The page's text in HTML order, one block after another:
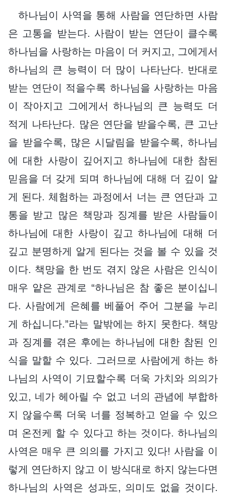
하나님이 사역을 통해 사람을 연단하면 사람
은 고통을 받는다. 사람이 받는 연단이 클수록
하나님을 사랑하는 마음이 더 커지고, 그에게서
하나님의 큰 능력이 더 많이 나타난다. 반대로
받는 연단이 적을수록 하나님을 사랑하는 마음
이 작아지고 그에게서 하나님의 큰 능력도 더
적게 나타난다. 많은 연단을 받을수록, 큰 고난
을 받을수록, 많은 시달림을 받을수록, 하나님
에 대한 사랑이 깊어지고 하나님에 대한 참된
믿음을 더 갖게 되며 하나님에 대해 더 깊이 알
게 된다. 체험하는 과정에서 너는 큰 연단과 고
통을 받고 많은 책망과 징계를 받은 사람들이
하나님에 대한 사랑이 깊고 하나님에 대해 더
깊고 분명하게 알게 된다는 것을 볼 수 있을 것
이다. 책망을 한 번도 겪지 않은 사람은 인식이
매우 얕은 관계로 “하나님은 참 좋은 분이십니
다. 사람에게 은혜를 베풀어 주어 그분을 누리
게 하십니다.”라는 말밖에는 하지 못한다. 책망
과 징계를 겪은 후에는 하나님에 대한 참된 인
식을 말할 수 있다. 그러므로 사람에게 하는 하
나님의 사역이 기묘할수록 더욱 가치와 의의가
있고, 네가 헤아릴 수 없고 너의 관념에 부합하
지 않을수록 더욱 너를 정복하고 얻을 수 있으
며 온전케 할 수 있다고 하는 것이다. 하나님의
사역은 매우 큰 의의를 가지고 있다! 사람을 이
렇게 연단하지 않고 이 방식대로 하지 않는다면
하나님의 사역은 성과도, 의미도 없을 것이다.